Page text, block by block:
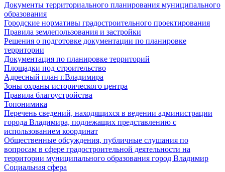
Документы территориального планирования муниципального
образования
Городские нормативы градостроительного проектирования
Правила землепользования и застройки
Решения о подготовке документации по планировке
территории
Документация по планировке территорий
Площадки под строительство
Адресный план г.Владимира
Зоны охраны исторического центра
Правила благоустройства
Топонимика
Перечень сведений, находящихся в ведении администрации
города Владимира, подлежащих представлению с
использованием координат
Общественные обсуждения, публичные слушания по
вопросам в сфере градостроительной деятельности на
территории муниципального образования город Владимир
Социальная сфера